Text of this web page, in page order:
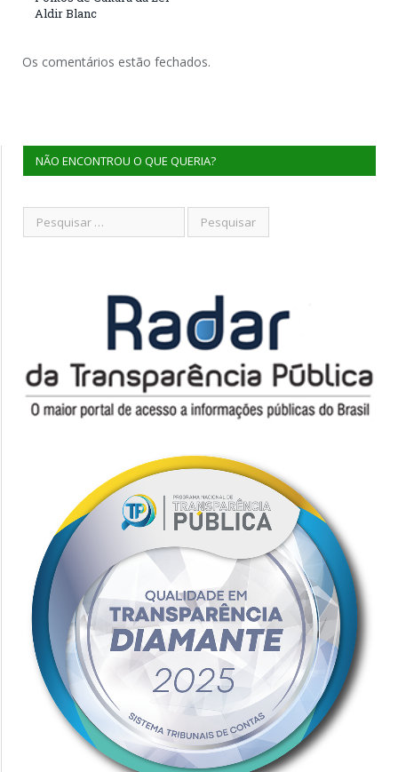
Aldir Blanc
Os comentários estão fechados.
NÃO ENCONTROU O QUE QUERIA?